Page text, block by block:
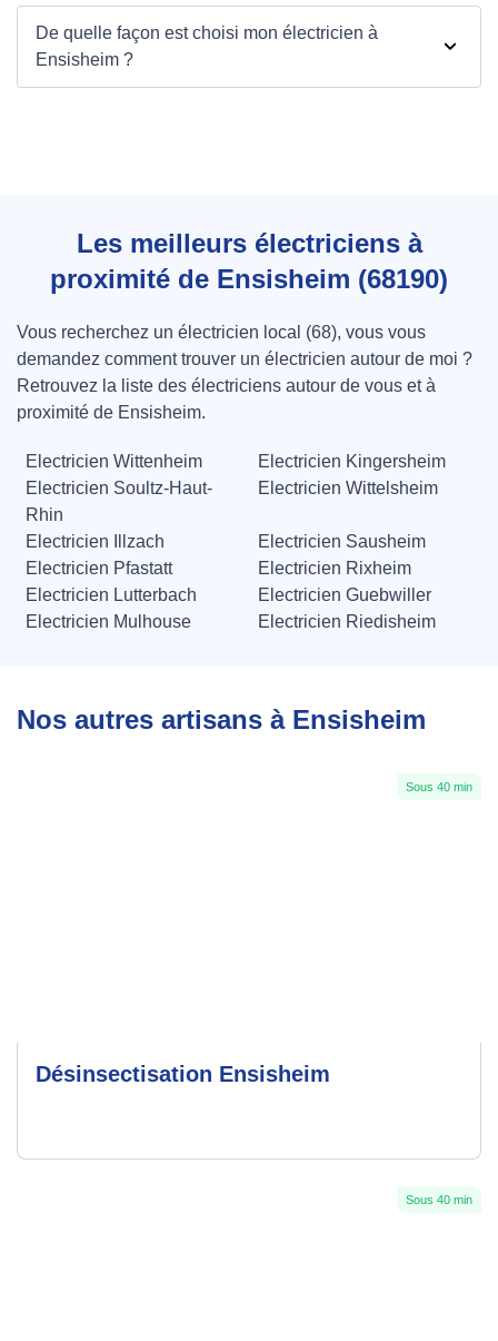
De quelle façon est choisi mon électricien à
Ensisheim ?
Les meilleurs électriciens à
proximité de Ensisheim (68190)
Vous recherchez un électricien local (68), vous vous
demandez comment trouver un électricien autour de moi ?
Retrouvez la liste des électriciens autour de vous et à
proximité de Ensisheim.
Electricien Wittenheim
Electricien Kingersheim
Electricien Soultz-Haut-
Rhin
Electricien Wittelsheim
Electricien Illzach
Electricien Sausheim
Electricien Pfastatt
Electricien Rixheim
Electricien Lutterbach
Electricien Guebwiller
Electricien Mulhouse
Electricien Riedisheim
Nos autres artisans à Ensisheim
Sous 40 min
Désinsectisation Ensisheim
Sous 40 min